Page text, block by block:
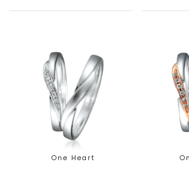
One Heart